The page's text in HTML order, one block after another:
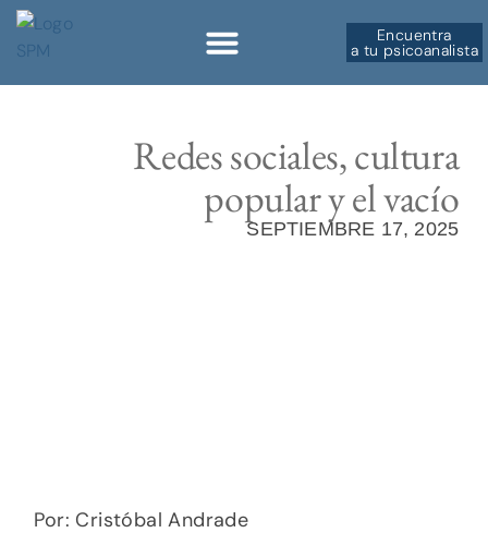
Encuentra
a tu psicoanalista
Redes sociales, cultura
popular y el vacío
SEPTIEMBRE 17, 2025
Por: Cristóbal Andrade